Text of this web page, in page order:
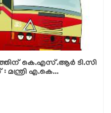
കെ.എസ്.ആര്‍ ടി.സി
എ.കെ...